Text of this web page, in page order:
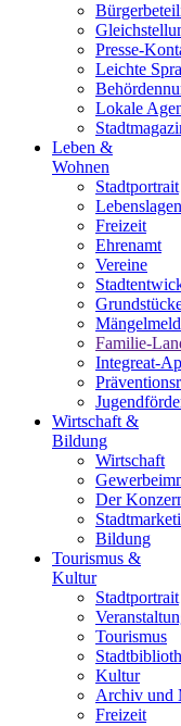
Presse-
Leichte
Lokale
Leben &
Wohnen
Stadtportrait
Lebenslagen
Freizeit
Ehrenamt
Vereine
Familie-
Integreat-
Wirtschaft &
Bildung
Wirtschaft
Der
Bildung
Tourismus &
Kultur
Stadtportrait
Tourismus
Kultur
Archiv und
Freizeit